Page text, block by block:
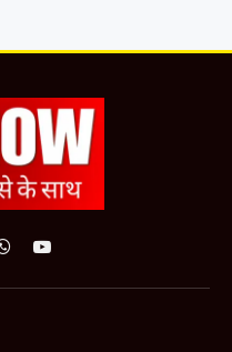
WhatsApp
YouTube